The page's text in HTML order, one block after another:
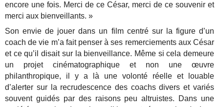
encore une fois. Merci de ce César, merci de ce souvenir et
merci aux bienveillants. »
Son envie de jouer dans un film centré sur la figure d’un
coach de vie m’a fait penser à ses remerciements aux César
et ce qu’il disait sur la bienveillance. Même si cela demeure
un projet cinématographique et non une œuvre
philanthropique, il y a là une volonté réelle et louable
d’alerter sur la recrudescence des coachs divers et variés
souvent guidés par des raisons peu altruistes. Dans une